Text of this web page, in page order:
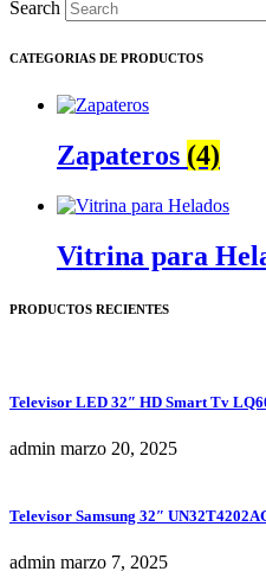
Search
CATEGORIAS DE PRODUCTOS
Zapateros (4)
Vitrina para
PRODUCTOS RECIENTES
Televisor LED 32″ HD Smart Tv
admin marzo 20, 2025
Televisor Samsung 32″
admin marzo 7, 2025